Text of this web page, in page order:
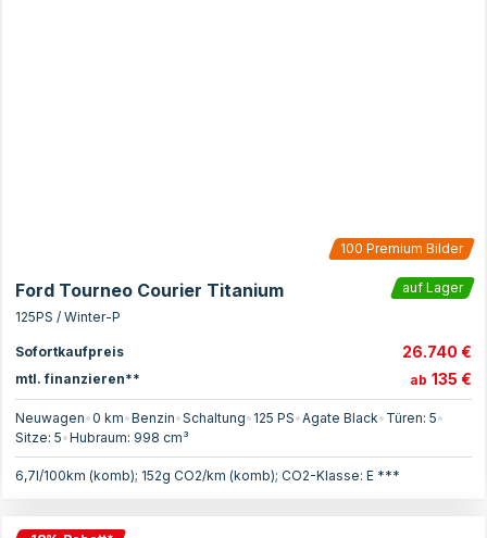
100 Premium Bilder
Ford Tourneo Courier Titanium
auf Lager
125PS / Winter-P
Sofortkaufpreis 26.740 €
mtl. finanzieren** ab 135 €
Neuwagen•0 km•Benzin•Schaltung• 125 PS•Agate Black• Türen: 5•
Sitze: 5•Hubraum: 998 cm³
6,7l/100km (komb); 152g CO2/km (komb); CO2-Klasse: E ***